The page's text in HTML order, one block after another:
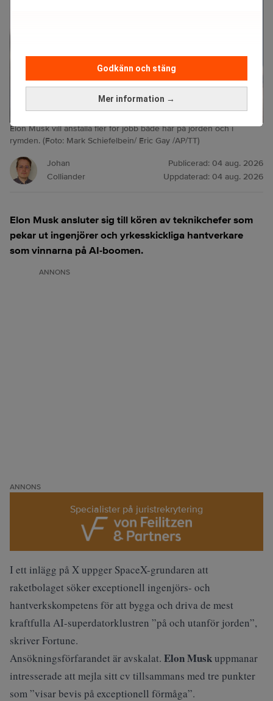
Mer information →
Godkänn och stäng
Elon Musk vill anställa fler för jobb både här på jorden och i
rymden. (Foto: Mark Schiefelbein/ Eric Gay /AP/TT)
Johan
Colliander
Publicerad: 04 aug. 2026
Uppdaterad: 04 aug. 2026
Elon Musk ansluter sig till kören av teknikchefer som
pekar ut ingenjörer och yrkesskickliga hantverkare
som vinnarna på AI-boomen.
ANNONS
ANNONS
Specialister på juristrekrytering
I ett inlägg på X uppger SpaceX-grundaren att
raketbolaget söker exceptionell ingenjörs- och
hantverkskompetens för att bygga och driva de mest
kraftfulla AI-superdatorklustren ”på och utanför jorden”,
skriverFortune.
Ansökningsförfarandet är avskalat. Elon Muskuppmanar
intresserade att mejla sitt cv tillsammans med tre punkter
som ”visar bevis på exceptionell förmåga”.